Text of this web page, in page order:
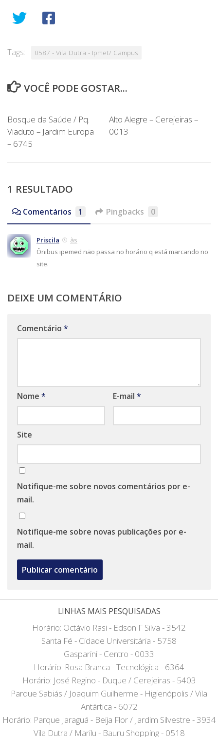
Tags: 0587 - Vila Dutra - Ipmet/ Campus
VOCÊ PODE GOSTAR...
Bosque da Saúde / Pq.
Viaduto – Jardim Europa
– 6745
Alto Alegre – Cerejeiras –
0013
1 RESULTADO
Comentários 1 Pingbacks 0
Priscila
às
Ônibus ipemed não passa no horário q está marcando no
site.
DEIXE UM COMENTÁRIO
Comentário *
Nome * E-mail *
Site
Notifique-me sobre novos comentários por e-
mail.
Notifique-me sobre novas publicações por e-
mail.
LINHAS MAIS PESQUISADAS
Horário: Octávio Rasi - Edson F Silva - 3542
Santa Fé - Cidade Universitária - 5758
Gasparini - Centro - 0033
Horário: Rosa Branca - Tecnológica - 6364
Horário: José Regino - Duque / Cerejeiras - 5403
Parque Sabiás / Joaquim Guilherme - Higienópolis / Vila
Antártica - 6072
Horário: Parque Jaraguá - Beija Flor / Jardim Silvestre - 3934
Vila Dutra / Marilu - Bauru Shopping - 0518